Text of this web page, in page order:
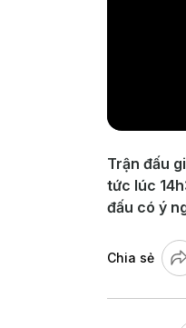
Trận đấu
tức lúc
đấu có ý
Chia sẻ